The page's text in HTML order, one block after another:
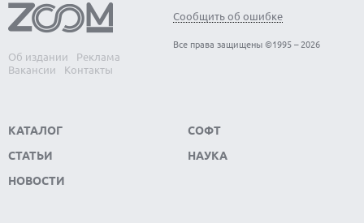
Об издании
Реклама
Вакансии
Контакты
Сообщить об ошибке
Все права защищены ©1995 – 2026
КАТАЛОГ
СТАТЬИ
НОВОСТИ
СОФТ
НАУКА